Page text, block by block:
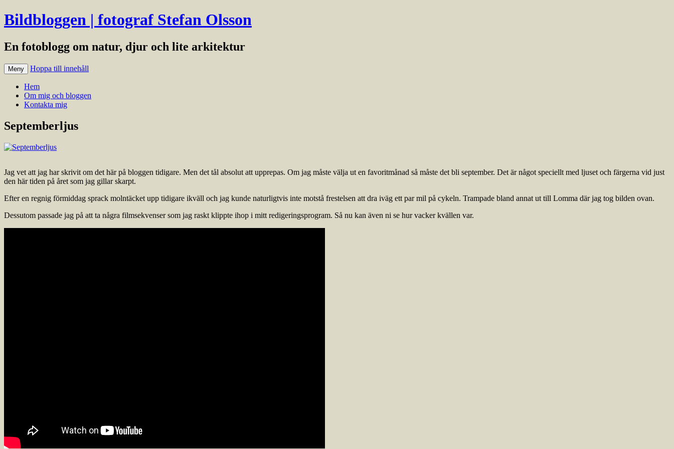
Bildbloggen | fotograf Stefan Olsson
En fotoblogg om natur, djur och lite arkitektur
Meny Hoppa till innehåll
Hem
Om mig och bloggen
Kontakta mig
Septemberljus
Jag vet att jag har skrivit om det här på bloggen tidigare. Men det tål absolut att upprepas. Om jag måste välja ut en favoritmånad så måste det bli september. Det är något speciellt med ljuset och färgerna vid just
den här tiden på året som jag gillar skarpt.
Efter en regnig förmiddag sprack molntäcket upp tidigare ikväll och jag kunde naturligtvis inte motstå frestelsen att dra iväg ett par mil på cykeln. Trampade bland annat ut till Lomma där jag tog bilden ovan.
Dessutom passade jag på att ta några filmsekvenser som jag raskt klippte ihop i mitt redigeringsprogram. Så nu kan även ni se hur vacker kvällen var.